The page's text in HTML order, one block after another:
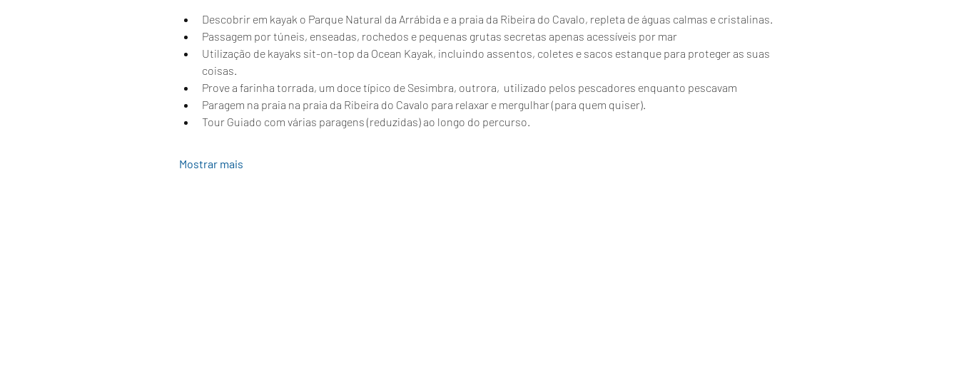
Descobrir em kayak o Parque Natural da Arrábida e a praia da Ribeira do Cavalo, repleta de águas calmas e cristalinas.
Passagem por túneis, enseadas, rochedos e pequenas grutas secretas apenas acessíveis por mar
Utilização de kayaks sit-on-top da Ocean Kayak, incluindo assentos, coletes e sacos estanque para proteger as suas
coisas.
Prove a farinha torrada, um doce típico de Sesimbra, outrora,  utilizado pelos pescadores enquanto pescavam
Paragem na praia na praia da Ribeira do Cavalo para relaxar e mergulhar (para quem quiser).
Tour Guiado com várias paragens (reduzidas) ao longo do percurso.
Mostrar mais